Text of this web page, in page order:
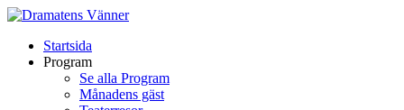
Startsida
Program
Se alla Program
Månadens gäst